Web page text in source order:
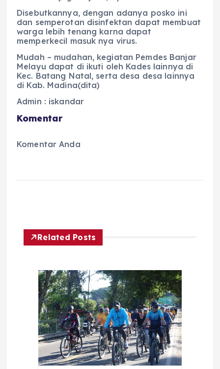
Disebutkannya, dengan adanya posko ini
dan semperotan disinfektan dapat membuat
warga lebih tenang karna dapat
memperkecil masuk nya virus.
Mudah – mudahan, kegiatan Pemdes Banjar
Melayu dapat di ikuti oleh Kades lainnya di
Kec. Batang Natal, serta desa desa lainnya
di Kab. Madina(dita)
Admin : iskandar
Komentar
Komentar Anda
Related Posts